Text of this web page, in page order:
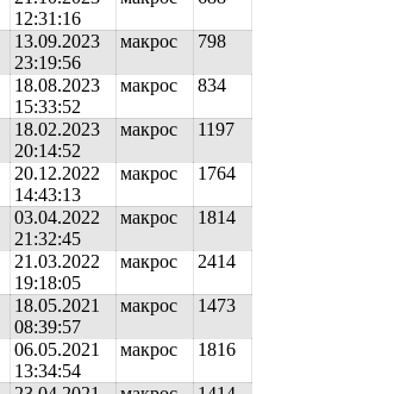
12:31:16
13.09.2023
23:19:56
макрос 798
18.08.2023
15:33:52
макрос 834
18.02.2023
20:14:52
макрос 1197
20.12.2022
14:43:13
макрос 1764
03.04.2022
21:32:45
макрос 1814
21.03.2022
19:18:05
макрос 2414
18.05.2021
08:39:57
макрос 1473
06.05.2021
13:34:54
макрос 1816